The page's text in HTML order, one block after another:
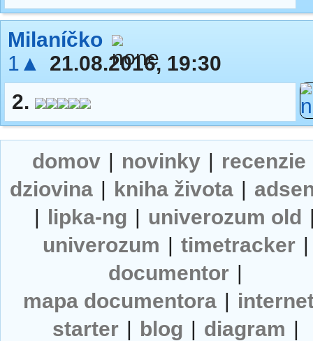
Milaníčko
1▲
21.08.2016, 19:30
2.
domov | novinky | recenzie
dziovina | kniha života |
| lipka-ng | univerozum old
univerozum | timetracker |
documentor |
mapa documentora |
starter | blog | diagram |